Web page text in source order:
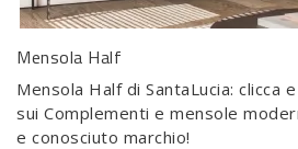
Mensola Half
Mensola Half di SantaLucia: clicca
sui Complementi e mensole
e conosciuto marchio!